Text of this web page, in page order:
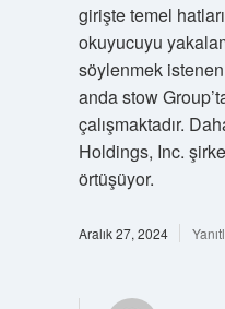
girişte temel
okuyucuyu
söylenmek
anda stow
çalışmaktadır.
Holdings, Inc.
örtüşüyor.
Aralık 27, 2024